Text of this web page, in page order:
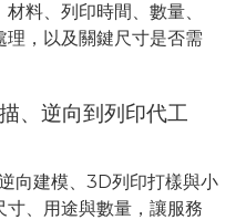
料、列印時間、數量、
，以及關鍵尺寸是否需
、逆向到列印代工
向建模、3D列印打樣與小
、用途與數量，讓服務